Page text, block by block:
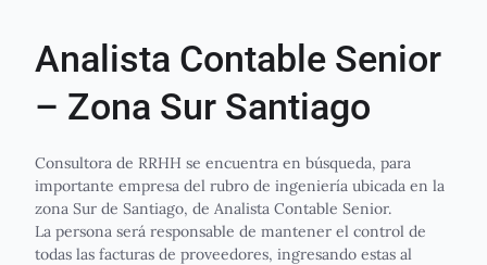
Analista Contable Senior
– Zona Sur Santiago
Consultora de RRHH se encuentra en búsqueda, para
importante empresa del rubro de ingeniería ubicada en la
zona Sur de Santiago, de Analista Contable Senior.
La persona será responsable de mantener el control de
todas las facturas de proveedores, ingresando estas al